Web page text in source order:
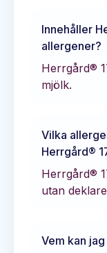
Innehåller
allergener?
Herrgård®
mjölk.
Vilka
Herrgård®
Herrgård®
utan
Vem kan